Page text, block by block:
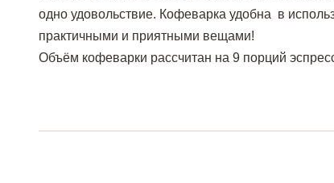
одно удовольствие. Кофеварка удобна в
практичными и приятными вещами!
Объём кофеварки рассчитан на 9 порций